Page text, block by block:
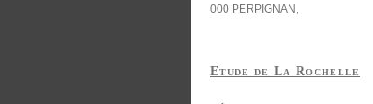
000 PERPIGNAN,
Etude de La Rochelle